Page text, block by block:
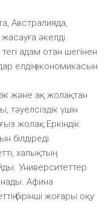
Австралияда,
әкелді.
адам отан шегінен
елдің экономикасын
және ақ жолақтан
тәуелсіздік үшін
жолақ Еркіндік
білдіреді.
халықтың
Университеттер
Афина
бірінші жоғары оқу